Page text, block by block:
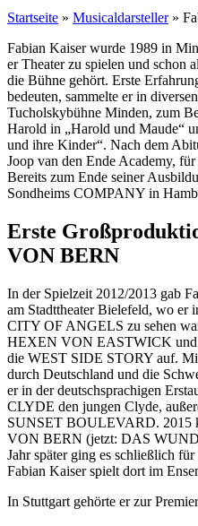
Startseite » Musicaldarsteller»
Fabian Kaiser wurde 1989 in
er Theater zu spielen und schon
die Bühne gehört. Erste
bedeuten, sammelte er in
Tucholskybühne Minden, zum
Harold in „Harold und Maude“
und ihre Kinder“. Nach dem
Joop van den Ende Academy,
Bereits zum Ende seiner
Sondheims COMPANY in
Erste
VON BERN
In der Spielzeit 2012/2013 gab
am Stadttheater Bielefeld, wo
CITY OF ANGELS zu sehen
HEXEN VON EASTWICK und
die WEST SIDE STORY auf.
durch Deutschland und die
er in der deutschsprachigen
CLYDE den jungen Clyde,
SUNSET BOULEVARD. 2015
VON BERN (jetzt: DAS
Jahr später ging es schließlich
Fabian Kaiser spielt dort im
In Stuttgart gehörte er zur